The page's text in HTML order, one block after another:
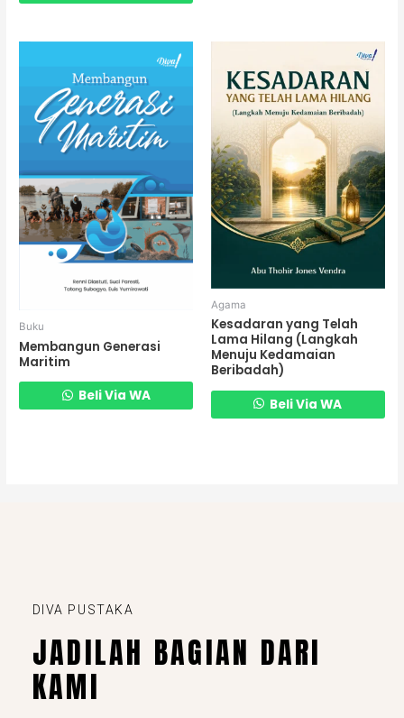
Buku
Membangun Generasi
Maritim
Beli Via WA
Agama
Kesadaran yang Telah
Lama Hilang (Langkah
Menuju Kedamaian
Beribadah)
Beli Via WA
DIVA PUSTAKA
JADILAH BAGIAN DARI
KAMI